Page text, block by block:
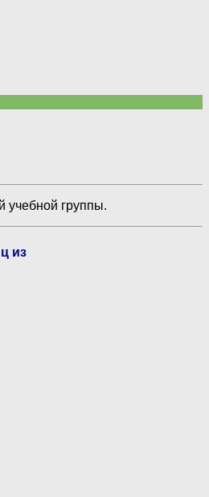
учебной группы.
из